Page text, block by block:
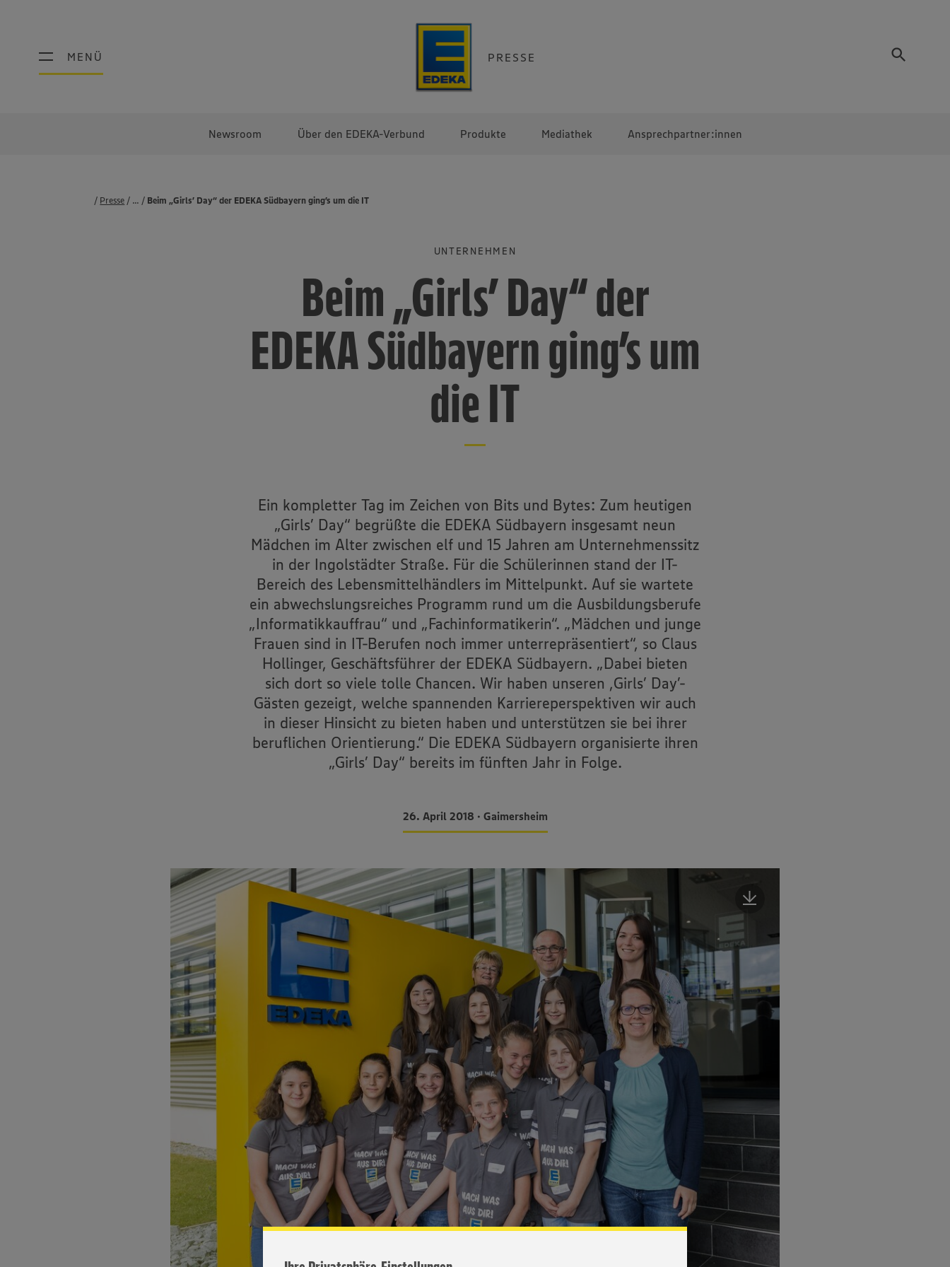
MENÜ PRESSE
MENÜ
Newsroom Über den EDEKA-Verbund Produkte Mediathek Ansprechpartner:innen
Presse Pressemeldungen
Beim „Girls’ Day“ der EDEKA Südbayern ging’s um die IT
...
UNTERNEHMEN
Beim „Girls’ Day“ der
EDEKA Südbayern ging’s um
die IT
Ein kompletter Tag im Zeichen von Bits und Bytes: Zum heutigen
„Girls’ Day“ begrüßte die EDEKA Südbayern insgesamt neun
Mädchen im Alter zwischen elf und 15 Jahren am Unternehmenssitz
in der Ingolstädter Straße. Für die Schülerinnen stand der IT-
Bereich des Lebensmittelhändlers im Mittelpunkt. Auf sie wartete
ein abwechslungsreiches Programm rund um die Ausbildungsberufe
„Informatikkauffrau“ und „Fachinformatikerin“. „Mädchen und junge
Frauen sind in IT-Berufen noch immer unterrepräsentiert“, so Claus
Hollinger, Geschäftsführer der EDEKA Südbayern. „Dabei bieten
sich dort so viele tolle Chancen. Wir haben unseren ,Girls’ Day’-
Gästen gezeigt, welche spannenden Karriereperspektiven wir auch
in dieser Hinsicht zu bieten haben und unterstützen sie bei ihrer
beruflichen Orientierung.“ Die EDEKA Südbayern organisierte ihren
„Girls’ Day“ bereits im fünften Jahr in Folge.
26. April 2018 • Gaimersheim